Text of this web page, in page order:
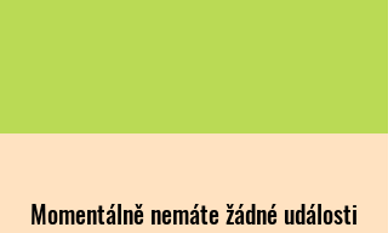
Momentálně nemáte žádné události